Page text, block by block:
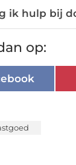
ik hulp bij
op: